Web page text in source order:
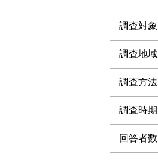
調査対象
調査地域
調査方法
調査時期
回答者数